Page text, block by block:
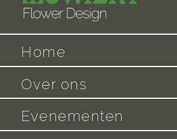
Home
Over ons
Evenementen